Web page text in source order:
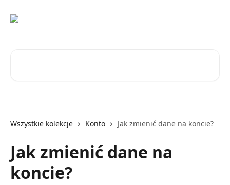
Wszystkie kolekcje Konto Jak zmienić dane na koncie?
Jak zmienić dane na
koncie?